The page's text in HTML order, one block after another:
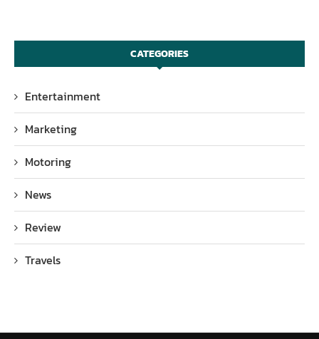
CATEGORIES
Entertainment
Marketing
Motoring
News
Review
Travels